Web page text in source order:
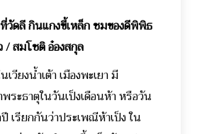
วัดลี กินแกงขี้เหล็ก ชมของดีพิพิธ
สมโชติ อ๋องสกุล
วียงน้ำเต้า เมืองพะเยา มี
ระธาตุในวันเป็งเดือนห้า หรือวัน
เรียกกันว่าประเพณีห้าเป็ง ใน